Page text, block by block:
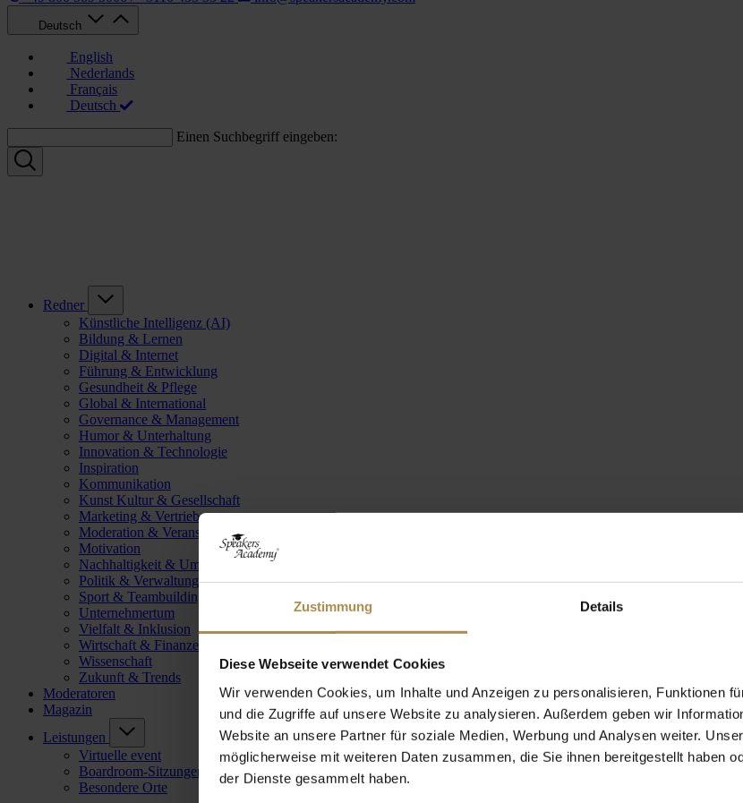
Zustimmung Details
Diese Webseite verwendet Cookies
Wir verwenden Cookies, um Inhalte und Anzeigen zu personalisieren, Funktionen
und die Zugriffe auf unsere Website zu analysieren. Außerdem geben wir
Website an unsere Partner für soziale Medien, Werbung und Analysen weiter.
möglicherweise mit weiteren Daten zusammen, die Sie ihnen bereitgestellt haben
der Dienste gesammelt haben.
Deutsch
English
Nederlands
Français
Deutsch
Einen Suchbegriff eingeben:
Redner
Künstliche Intelligenz (AI)
Bildung & Lernen
Digital & Internet
Führung & Entwicklung
Gesundheit & Pflege
Global & International
Governance & Management
Humor & Unterhaltung
Innovation & Technologie
Inspiration
Kommunikation
Kunst Kultur & Gesellschaft
Marketing & Vertrieb
Moderation & Veranstaltungsleitung
Motivation
Nachhaltigkeit & Umwelt
Politik & Verwaltung
Sport & Teambuilding
Unternehmertum
Vielfalt & Inklusion
Wirtschaft & Finanzen
Wissenschaft
Zukunft & Trends
Moderatoren
Magazin
Leistungen
Virtuelle event
Boardroom-Sitzungen
Besondere Orte